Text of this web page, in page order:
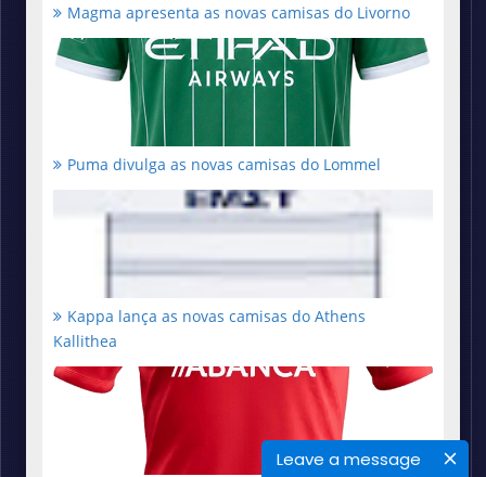
Leave a message
Magma apresenta as novas camisas do Livorno
Puma divulga as novas camisas do Lommel
Kappa lança as novas camisas do Athens
Kallithea